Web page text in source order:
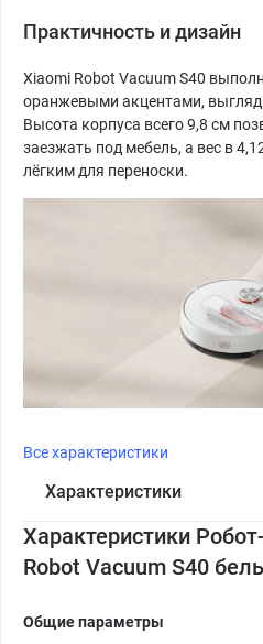
Практичность и дизайн
Xiaomi Robot Vacuum S40
оранжевыми акцентами,
Высота корпуса всего 9,8 см
заезжать под мебель, а вес в
лёгким для переноски.
Все характеристики
Характеристики
Характеристики
Robot Vacuum S40
Общие параметры